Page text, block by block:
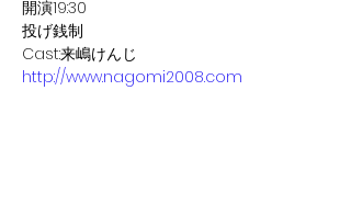
開演19:30
投げ銭制
Cast:来嶋けんじ
http://www.nagomi2008.com